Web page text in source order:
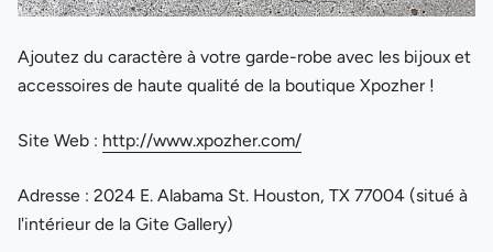
Ajoutez du caractère à votre garde-robe avec les bijoux et
accessoires de haute qualité de la boutique Xpozher !
Site Web : http://www.xpozher.com/
Adresse : 2024 E. Alabama St. Houston, TX 77004 (situé à
l'intérieur de la Gite Gallery)